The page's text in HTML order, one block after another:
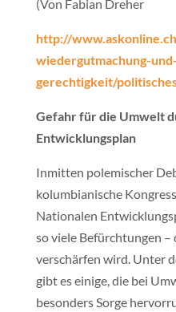
(Von Fabian Dreher
http://
wiedergutmachung-und-
gerechtigkeit/
Gefahr für die Umwelt
Entwicklungsplan
Inmitten polemischer
kolumbianische
Nationalen
so viele Befürchtungen
verschärfen wird. Unter
gibt es einige, die bei
besonders Sorge